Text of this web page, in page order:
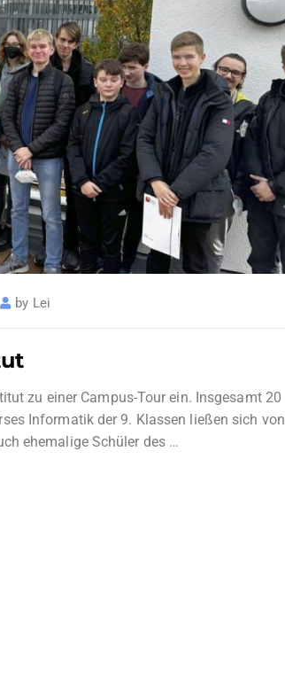
by Lei
zu einer Campus-Tour ein. Insgesamt 20
Informatik der 9. Klassen ließen sich von
ehemalige Schüler des …